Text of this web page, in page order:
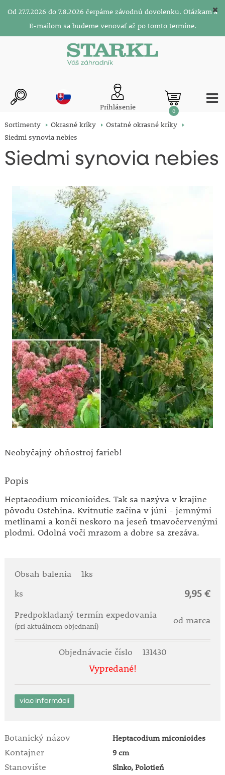
Od 27.7.2026 do 7.8.2026 čerpáme závodnú dovolenku. Otázkam a
E-mailom sa budeme venovať až po tomto termíne.
Prihlásenie 0
Sortimenty Okrasné kríky
Ostatné okrasné kríky
Siedmi synovia nebies
Siedmi synovia nebies
Neobyčajný ohňostroj farieb!
Popis
Heptacodium miconioides. Tak sa nazýva v krajine
pôvodu Ostchina. Kvitnutie začína v júni - jemnými
metlinami a končí neskoro na jeseň tmavočervenými
plodmi. Odolná voči mrazom a dobre sa zrezáva.
Obsah balenia
1ks
ks
9,95 €
Predpokladaný termín expedovania
(pri aktuálnom objednaní)
od marca
Objednávacie číslo 131430
Vypredané!
viac informácií
Botanický názov Heptacodium miconioides
Kontajner 9 cm
Stanovište Slnko, Polotieň